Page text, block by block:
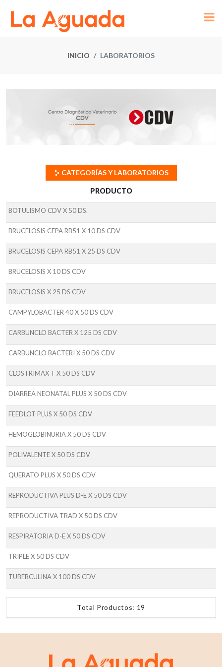
INICIO LABORATORIOS
CATEGORÍAS Y LABORATORIOS
PRODUCTO
BOTULISMO CDV X 50 DS.
BRUCELOSIS CEPA RB51 X 10 DS CDV
BRUCELOSIS CEPA RB51 X 25 DS CDV
BRUCELOSIS X 10 DS CDV
BRUCELOSIS X 25 DS CDV
CAMPYLOBACTER 40 X 50 DS CDV
CARBUNCLO BACTER X 125 DS CDV
CARBUNCLO BACTERI X 50 DS CDV
CLOSTRIMAX T X 50 DS CDV
DIARREA NEONATAL PLUS X 50 DS CDV
FEEDLOT PLUS X 50 DS CDV
HEMOGLOBINURIA X 50 DS CDV
POLIVALENTE X 50 DS CDV
QUERATO PLUS X 50 DS CDV
REPRODUCTIVA PLUS D-E X 50 DS CDV
REPRODUCTIVA TRAD X 50 DS CDV
RESPIRATORIA D-E X 50 DS CDV
TRIPLE X 50 DS CDV
TUBERCULINA X 100 DS CDV
Total Productos: 19